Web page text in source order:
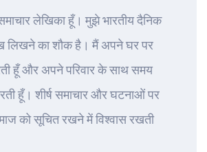
लेखिका हूँ। मुझे भारतीय दैनिक
लिखने का शौक है। मैं अपने घर पर
हूँ और अपने परिवार के साथ समय
हूँ। शीर्ष समाचार और घटनाओं पर
को सूचित रखने में विश्वास रखती